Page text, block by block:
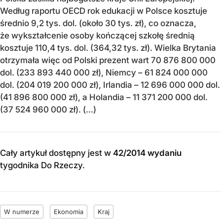
Według raportu OECD rok edukacji w Polsce kosztuje
średnio 9,2 tys. dol. (około 30 tys. zł), co oznacza,
że wykształcenie osoby kończącej szkołę średnią
kosztuje 110,4 tys. dol. (364,32 tys. zł). Wielka Brytania
otrzymała więc od Polski prezent wart 70 876 800 000
dol. (233 893 440 000 zł), Niemcy – 61 824 000 000
dol. (204 019 200 000 zł), Irlandia – 12 696 000 000 dol.
(41 896 800 000 zł), a Holandia – 11 371 200 000 dol.
(37 524 960 000 zł). (...)
Cały artykuł dostępny jest w 42/2014 wydaniu
tygodnika Do Rzeczy.
W numerze Ekonomia Kraj